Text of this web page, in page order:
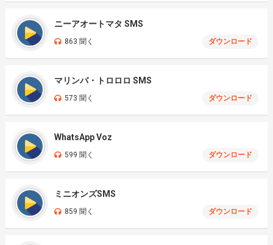
ニーアオートマタ SMS
863 聞く ダウンロード
マリンバ・トロロロ SMS
573 聞く ダウンロード
WhatsApp Voz
599 聞く ダウンロード
ミニオンズSMS
859 聞く ダウンロード